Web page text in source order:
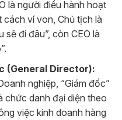
là người điều hành hoạt
ví von, Chủ tịch là
đi đâu”, còn CEO là
(General Director):
nghiệp, “Giám đốc”
chức danh đại diện theo
việc kinh doanh hàng